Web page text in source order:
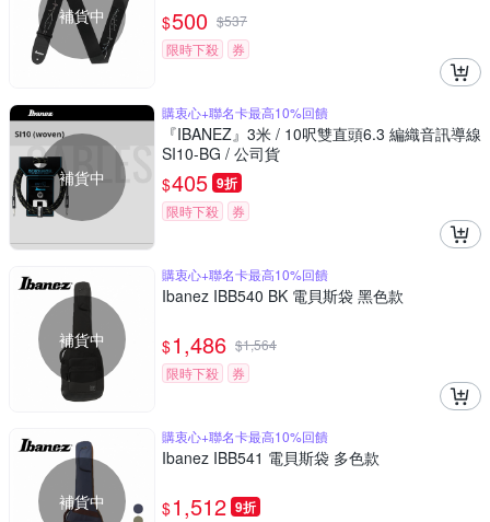
補貨中 $500 $537
限時下殺
券
補貨中
購衷心+聯名卡最高10%回饋
『IBANEZ』3米 / 10呎雙直頭6.3 編織音訊導線
SI10-BG / 公司貨
$405 9折
限時下殺 券
補貨中
購衷心+聯名卡最高10%回饋
Ibanez IBB540 BK 電貝斯袋 黑色款
$1,486 $1,564
限時下殺
券
補貨中
購衷心+聯名卡最高10%回饋
Ibanez IBB541 電貝斯袋 多色款
$1,512 9折